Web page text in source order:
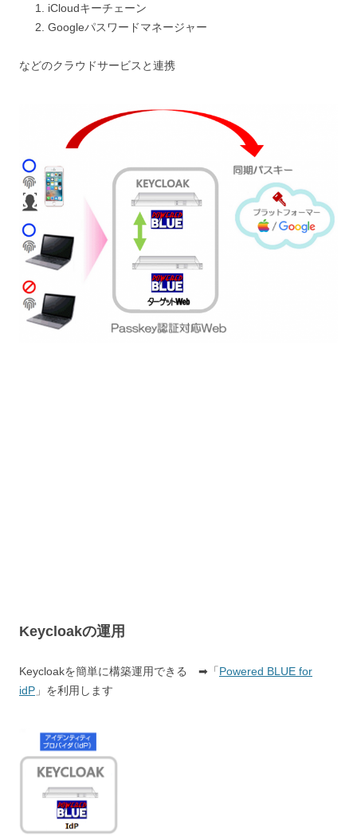
iCloudキーチェーン
Googleパスワードマネージャー
などのクラウドサービスと連携
Keycloakの運用
Keycloakを簡単に構築運用できる ➡「Powered BLUE for
idP 」を利用します